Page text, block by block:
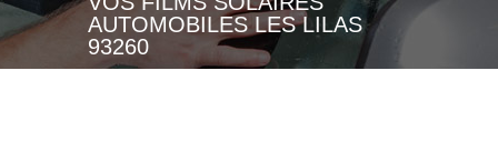
AUTOMOBILES LES LILAS
93260